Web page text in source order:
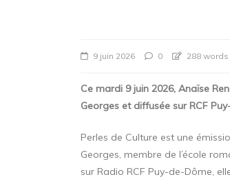
9 juin 2026 0 288 words
Ce mardi 9 juin 2026, Anaïse
Georges et diffusée sur RCF
Perles de Culture est une
Georges, membre de l’école
sur Radio RCF Puy-de-Dôme,